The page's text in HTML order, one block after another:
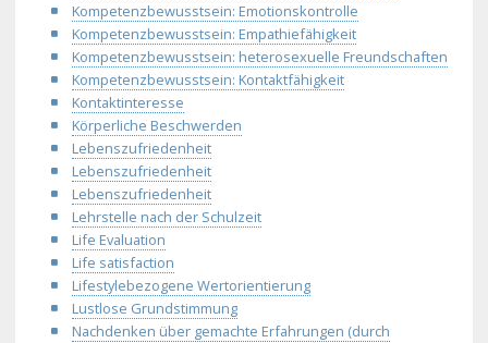
Kompetenzbewusstsein: Emotionskontrolle
Kompetenzbewusstsein: Empathiefähigkeit
Kompetenzbewusstsein: heterosexuelle Freundschaften
Kompetenzbewusstsein: Kontaktfähigkeit
Kontaktinteresse
Körperliche Beschwerden
Lebenszufriedenheit
Lebenszufriedenheit
Lebenszufriedenheit
Lehrstelle nach der Schulzeit
Life Evaluation
Life satisfaction
Lifestylebezogene Wertorientierung
Lustlose Grundstimmung
Nachdenken über gemachte Erfahrungen (durch